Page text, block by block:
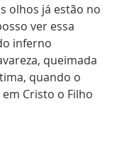
olhos já estão no
ver essa
inferno
queimada
quando o
Cristo o Filho